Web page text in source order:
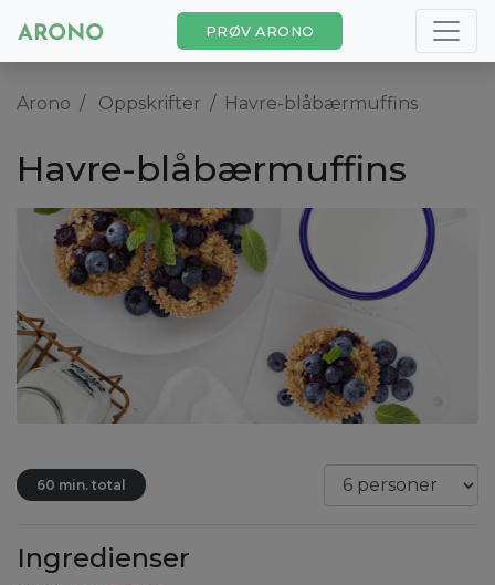
PRØV ARONO
Arono Oppskrifter Havre-blåbærmuffins
Havre-blåbærmuffins
60 min. total
Ingredienser